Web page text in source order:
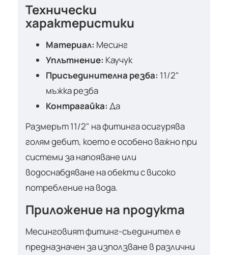
Технически
характеристики
Материал: Месинг
Уплътнение: Каучук
Присъединителна резба: 11/2"
мъжка резба
Контрагайка: Да
Размерът 11/2" на фитинга осигурява
голям дебит, което е особено важно при
системи за напояване или
водоснабдяване на обекти с високо
потребление на вода.
Приложение на продукта
Месинговият фитинг-съединител е
предназначен за използване в различни